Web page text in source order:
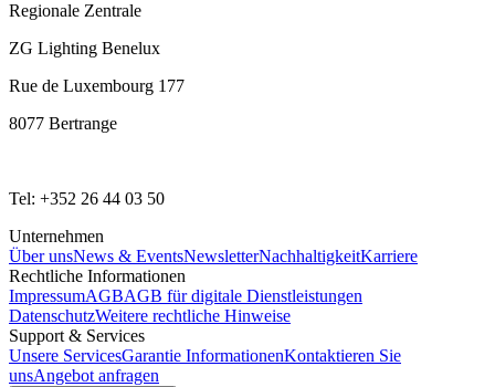
Regionale Zentrale
ZG Lighting Benelux
Rue de Luxembourg 177
8077 Bertrange
Tel: +352 26 44 03 50
Unternehmen
Über unsNews & EventsNewsletterNachhaltigkeitKarriere
Rechtliche Informationen
ImpressumAGBAGB für digitale Dienstleistungen
DatenschutzWeitere rechtliche Hinweise
Support & Services
Unsere ServicesGarantie InformationenKontaktieren Sie
unsAngebot anfragen